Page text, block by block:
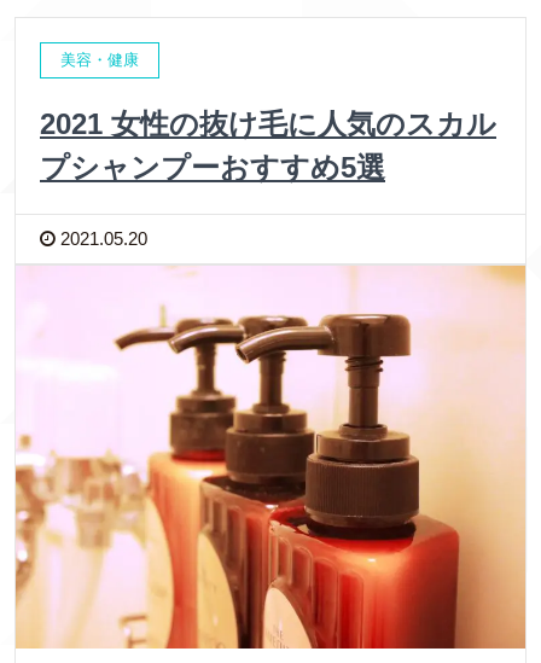
美容・健康
2021 女性の抜け毛に人気のスカル
プシャンプーおすすめ5選
2021.05.20